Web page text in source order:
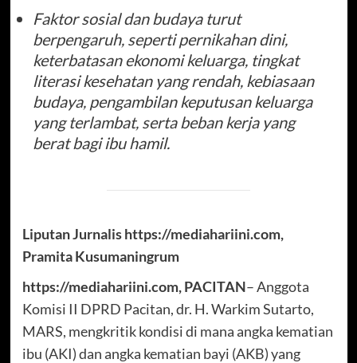
Faktor sosial dan budaya turut
berpengaruh, seperti pernikahan dini,
keterbatasan ekonomi keluarga, tingkat
literasi kesehatan yang rendah, kebiasaan
budaya, pengambilan keputusan keluarga
yang terlambat, serta beban kerja yang
berat bagi ibu hamil.
Liputan Jurnalis https://mediahariini.com,
Pramita Kusumaningrum
https://mediahariini.com, PACITAN– Anggota
Komisi II DPRD Pacitan, dr. H. Warkim Sutarto,
MARS, mengkritik kondisi di mana angka kematian
ibu (AKI) dan angka kematian bayi (AKB) yang